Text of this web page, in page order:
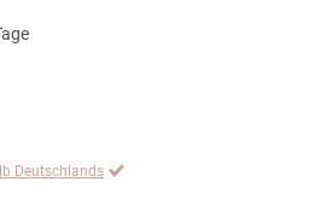
Deutschlands